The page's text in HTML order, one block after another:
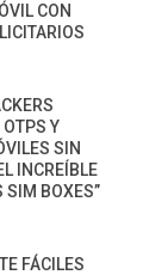
CON
OTPS Y
SIN
INCREÍBLE
SIM BOXES”
FÁCILES